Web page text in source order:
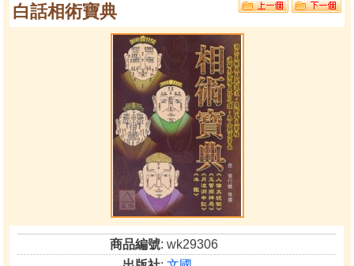
白話相術寶典
商品編號: wk29306